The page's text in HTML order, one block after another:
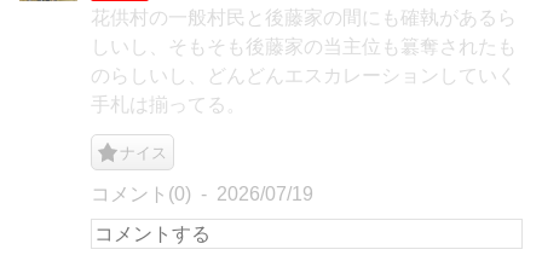
花供村の一般村民と後藤家の間にも確執があるら
しいし、そもそも後藤家の当主位も簒奪されたも
のらしいし、どんどんエスカレーションしていく
手札は揃ってる。
ナイス
コメント(0) 2026/07/19